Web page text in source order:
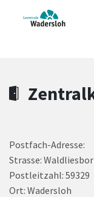
Zum
Zum
Zum
Zum Hauptinhalt
Postfach-Adresse:
Strasse:
Postleitzahl: 59329
Ort: Wadersloh